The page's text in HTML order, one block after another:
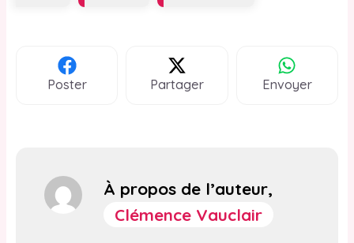
Poster Partager Envoyer
À propos de l’auteur,
Clémence Vauclair